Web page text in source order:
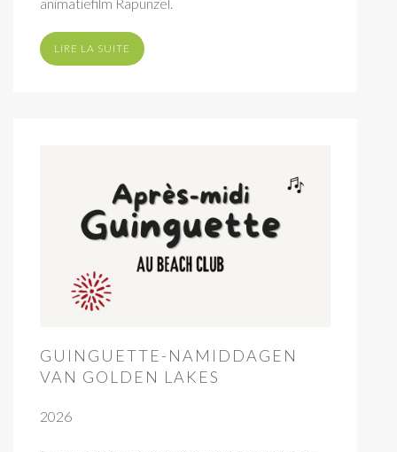
LIRE LA SUITE
GUINGUETTE-NAMIDDAGEN
VAN GOLDEN LAKES
2026